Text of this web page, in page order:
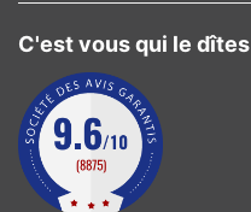
C'est vous qui le dîtes